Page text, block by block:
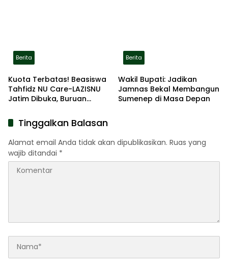
Berita
Kuota Terbatas! Beasiswa
Tahfidz NU Care-LAZISNU
Jatim Dibuka, Buruan
Berita
Wakil Bupati: Jadikan
Jamnas Bekal Membangun
Sumenep di Masa Depan
Tinggalkan Balasan
Alamat email Anda tidak akan dipublikasikan. Ruas yang
wajib ditandai *